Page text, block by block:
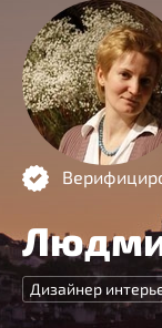
Дизайнер